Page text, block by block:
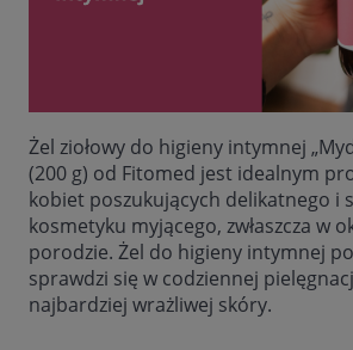
Żel ziołowy do higieny intymnej
(200 g) od Fitomed jest idealnym
kobiet poszukujących delikatnego i
kosmetyku myjącego, zwłaszcza w
porodzie. Żel do higieny intymnej
sprawdzi się w codziennej
najbardziej wrażliwej skóry.